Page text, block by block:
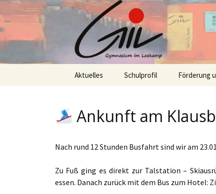
Aktuelles Schulprofil Förderung
Ankunft am
Nach rund 12 Stunden Busfahrt sind wir am
Zu Fuß ging es direkt zur Talstation –
essen. Danach zurück mit dem Bus zum Hotel: